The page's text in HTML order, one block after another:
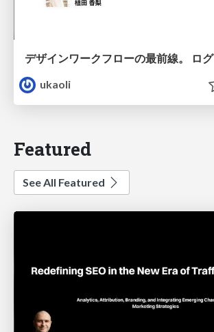
ukaoli
Featured
See All Featured